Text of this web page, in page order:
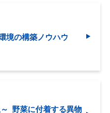
境の構築ノウハウ
野菜に付着する異物